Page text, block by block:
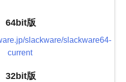
64bit版
slackware/slackware64-
current
32bit版